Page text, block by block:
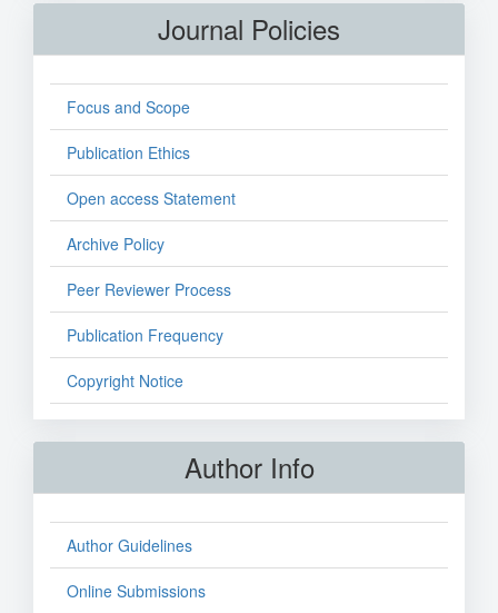
Journal Policies
Focus and Scope
Publication Ethics
Open access Statement
Archive Policy
Peer Reviewer Process
Publication Frequency
Copyright Notice
Author Info
Author Guidelines
Online Submissions